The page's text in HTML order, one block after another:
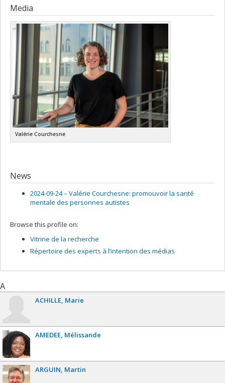
Media
Valérie Courchesne
News
2024-09-24 – Valérie Courchesne: promouvoir la santé
mentale des personnes autistes
Browse this profile on:
Vitrine de la recherche
Répertoire des experts à l’intention des médias
A
ACHILLE Marie
AMEDEE Mélissande
ARGUIN Martin